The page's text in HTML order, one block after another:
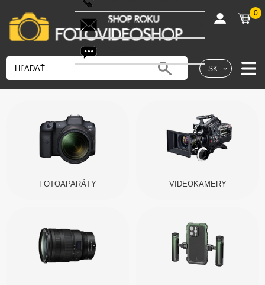
SK
shop@fotovideoshop.sk
0
FOTOAPARÁTY VIDEOKAMERY